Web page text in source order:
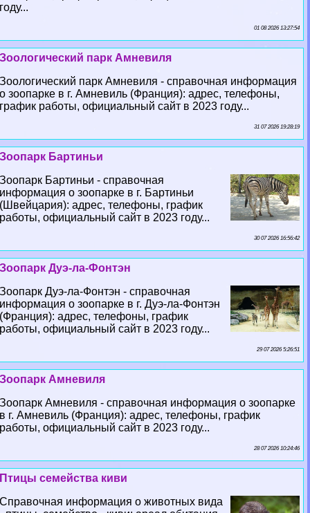
году...
01 08 2026 13:27:54
Зоологический парк Амневиля
Зоологический парк Амневиля - справочная информация
о зоопарке в г. Амневиль (Франция): адрес, телефоны,
график работы, официальный сайт в 2023 году...
31 07 2026 19:28:19
Зоопарк Бартиньи
Зоопарк Бартиньи - справочная
информация о зоопарке в г. Бартиньи
(Швейцария): адрес, телефоны, график
работы, официальный сайт в 2023 году...
30 07 2026 16:56:42
Зоопарк Дуэ-ла-Фонтэн
Зоопарк Дуэ-ла-Фонтэн - справочная
информация о зоопарке в г. Дуэ-ла-Фонтэн
(Франция): адрес, телефоны, график
работы, официальный сайт в 2023 году...
29 07 2026 5:26:51
Зоопарк Амневиля
Зоопарк Амневиля - справочная информация о зоопарке
в г. Амневиль (Франция): адрес, телефоны, график
работы, официальный сайт в 2023 году...
28 07 2026 10:24:46
Птицы семейства киви
Справочная информация о животных вида